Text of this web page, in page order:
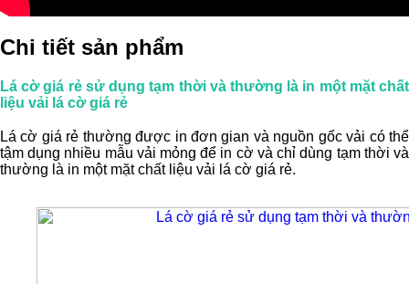
Chi tiết sản phẩm
Lá cờ giá rẻ sử dụng tạm thời và thường là in một mặt chất
liệu vải lá cờ giá rẻ
Lá cờ giá rẻ thường được in đơn gian và nguồn gốc vải có thể
tậm dụng nhiều mẫu vải mỏng để in cờ và chỉ dùng tạm thời và
thường là in một mặt chất liệu vải lá cờ giá rẻ.